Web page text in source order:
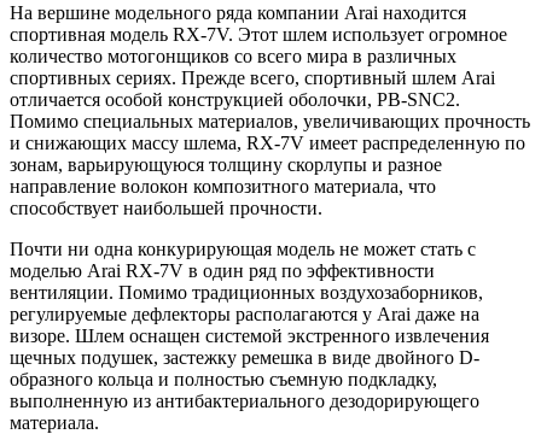
На вершине модельного ряда компании Arai находится
спортивная модель RX-7V. Этот шлем использует огромное
количество мотогонщиков со всего мира в различных
спортивных сериях. Прежде всего, спортивный шлем Arai
отличается особой конструкцией оболочки, PB-SNC2.
Помимо специальных материалов, увеличивающих прочность
и снижающих массу шлема, RX-7V имеет распределенную по
зонам, варьирующуюся толщину скорлупы и разное
направление волокон композитного материала, что
способствует наибольшей прочности.
Почти ни одна конкурирующая модель не может стать с
моделью Arai RX-7V в один ряд по эффективности
вентиляции. Помимо традиционных воздухозаборников,
регулируемые дефлекторы располагаются у Arai даже на
визоре. Шлем оснащен системой экстренного извлечения
щечных подушек, застежку ремешка в виде двойного D-
образного кольца и полностью съемную подкладку,
выполненную из антибактериального дезодорирующего
материала.